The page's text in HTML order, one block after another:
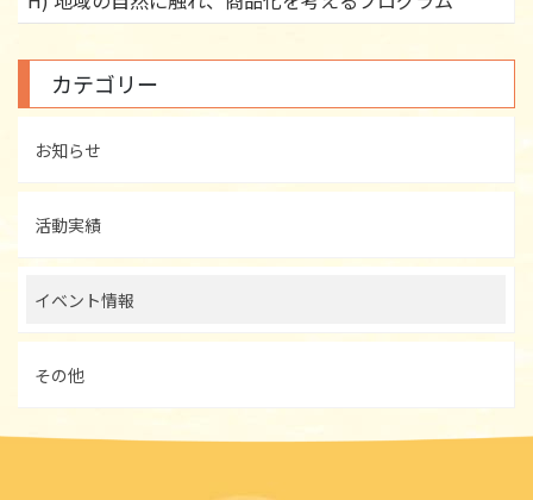
カテゴリー
お知らせ
活動実績
イベント情報
その他